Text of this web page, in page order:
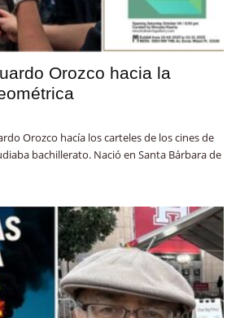
Orozco hacia la
Orozco hacía los carteles de los cines de
bachillerato. Nació en Santa Bárbara de